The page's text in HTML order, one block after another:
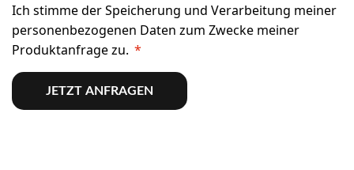
Ich stimme der Speicherung und Verarbeitung meiner
personenbezogenen Daten zum Zwecke meiner
Produktanfrage zu. *
JETZT ANFRAGEN